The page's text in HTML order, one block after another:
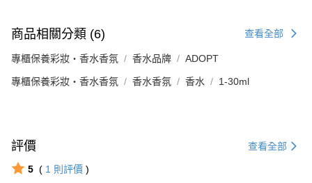
商品相關分類 (6) 查看全部
專櫃保養彩妝・香水香氛 香水品牌 ADOPT
專櫃保養彩妝・香水香氛 香水香氛 香水 1-30ml
評價 查看全部
5 ( 1 則評價 )